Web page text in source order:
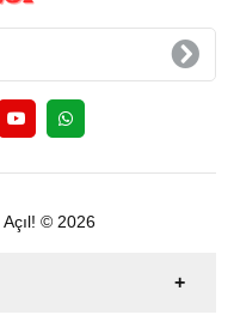
Açıl! © 2026